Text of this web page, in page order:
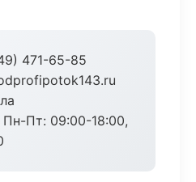
471-65-85
Пн-Пт: 09:00-18:00,